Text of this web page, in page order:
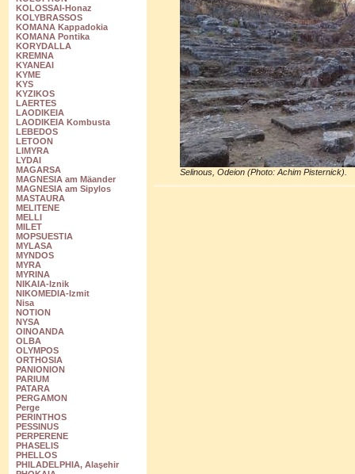
KOLOSSAI-Honaz
KOLYBRASSOS
KOMANA Kappadokia
KOMANA Pontika
KORYDALLA
KREMNA
KYANEAI
KYME
KYS
KYZIKOS
LAERTES
LAODIKEIA
LAODIKEIA Kombusta
LEBEDOS
LETOON
LIMYRA
LYDAI
MAGARSA
MAGNESIA am Mäander
MAGNESIA am Sipylos
MASTAURA
MELITENE
MELLI
MILET
MOPSUESTIA
MYLASA
MYNDOS
MYRA
MYRINA
NIKAIA-Iznik
NIKOMEDIA-Izmit
Nisa
NOTION
NYSA
OINOANDA
OLBA
OLYMPOS
ORTHOSIA
PANIONION
PARIUM
PATARA
PERGAMON
Perge
PERINTHOS
PESSINUS
PERPERENE
PHASELIS
PHELLOS
PHILADELPHIA, Alaşehir
Selinous, Odeion (Photo: Achim Pisternick).